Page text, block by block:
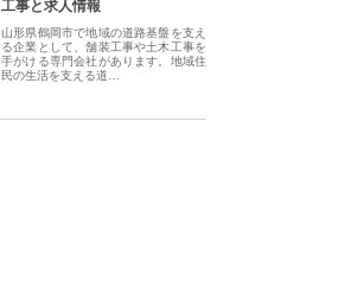
工事と求人情報
山形県鶴岡市で地域の道路基盤を支え
る企業として、舗装工事や土木工事を
手がける専門会社があります。地域住
民の生活を支える道…